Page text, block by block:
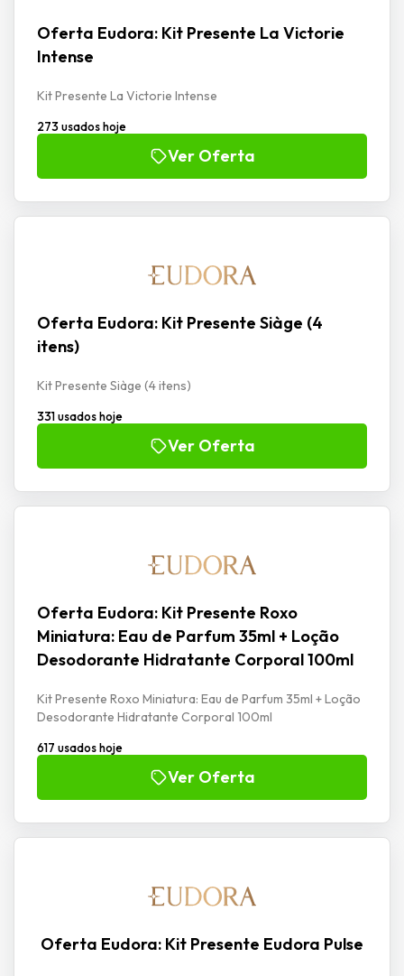
Oferta Eudora: Kit Presente La Victorie
Intense
Kit Presente La Victorie Intense
273 usados hoje
Ver Oferta
Oferta Eudora: Kit Presente Siàge (4
itens)
Kit Presente Siàge (4 itens)
331 usados hoje
Ver Oferta
Oferta Eudora: Kit Presente Roxo
Miniatura: Eau de Parfum 35ml + Loção
Desodorante Hidratante Corporal 100ml
Kit Presente Roxo Miniatura: Eau de Parfum 35ml + Loção
Desodorante Hidratante Corporal 100ml
617 usados hoje
Ver Oferta
Oferta Eudora: Kit Presente Eudora Pulse